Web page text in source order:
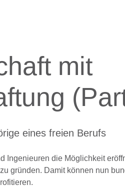
mit
eines freien Berufs
Ingenieuren die Möglichkeit
gründen. Damit können nun